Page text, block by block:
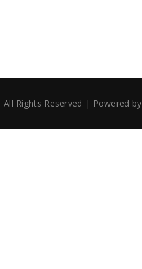
Rights Reserved | Powered by